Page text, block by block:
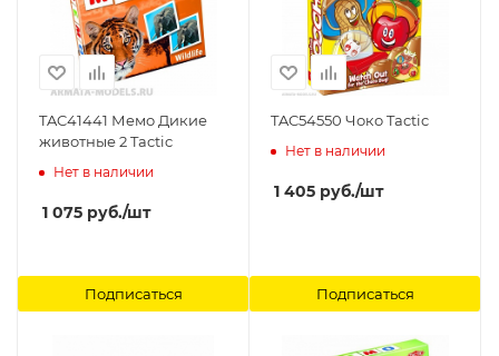
TAC41441 Мемо Дикие
животные 2 Tactic
Нет в наличии
1 075 руб./шт
Подписаться
TAC54550 Чоко Tactic
Нет в наличии
1 405 руб./шт
Подписаться